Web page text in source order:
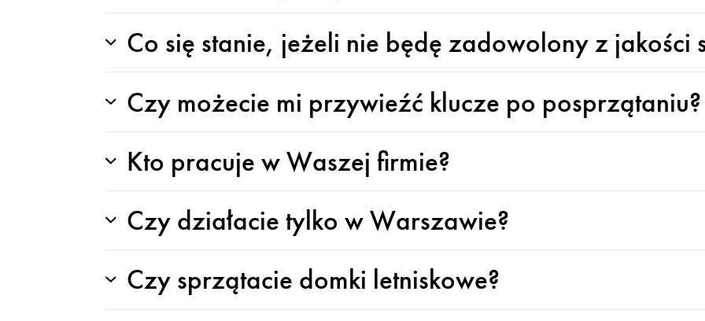
Co się stanie, jeżeli nie będę zadowolony z jakości
Czy możecie mi przywieźć klucze po posprzątaniu?
Kto pracuje w Waszej firmie?
Czy działacie tylko w Warszawie?
Czy sprzątacie domki letniskowe?